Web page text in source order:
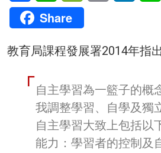
Share
教育局課程發展署2014年指出
自主學習為一籃子的概
我調整學習、自學及獨
自主學習大致上包括以
能力：學習者的控制及